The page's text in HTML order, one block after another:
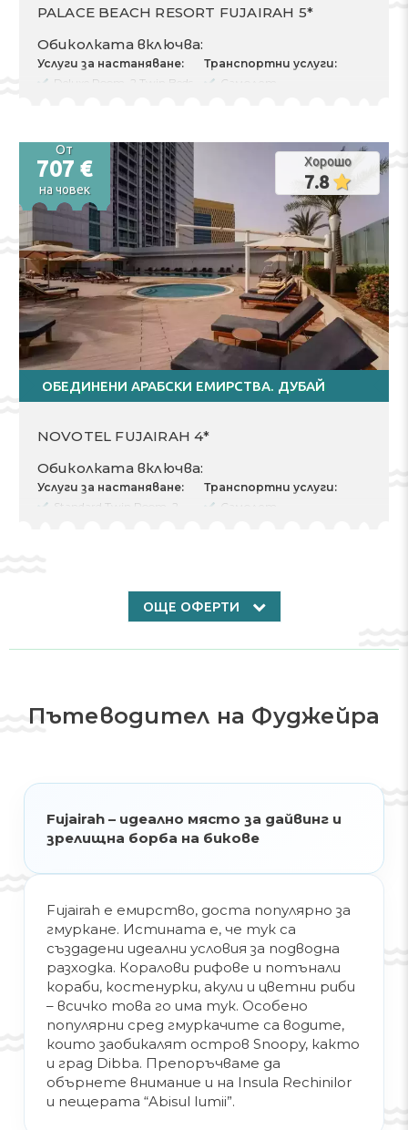
PALACE BEACH RESORT FUJAIRAH 5*
Обиколката включва:
Услуги за настаняване:
Deluxe Room, 2 Twin Beds,
брой нощувки 7
Чекиране 16.08.2026
Изгонване 23.08.2026
Други услуги:
Трансфер
Застраховка
Транспортни услуги:
Самолет
Трансфери rent
От
707 €
на човек
Хорошо
7.8
ОБЕДИНЕНИ АРАБСКИ ЕМИРСТВА. ДУБАЙ
NOVOTEL FUJAIRAH 4*
Обиколката включва:
Услуги за настаняване:
Standard Twin Room, 2
Чекиране 11.09.2025
Изгонване 18.09.2025
Транспортни услуги:
Самолет
ОЩЕ ОФЕРТИ
Пътеводител на Фуджейра
Fujairah – идеално място за дайвинг и
зрелищна борба на бикове
Fujairah е емирство, доста популярно за
гмуркане. Истината е, че тук са
създадени идеални условия за подводна
разходка. Коралови рифове и потънали
кораби, костенурки, акули и цветни риби
– всичко това го има тук. Особено
популярни сред гмуркачите са водите,
които заобикалят остров Snoopy, както
и град Dibba. Препоръчваме да
обърнете внимание и на Insula Rechinilor
и пещерата “Abisul lumii”.